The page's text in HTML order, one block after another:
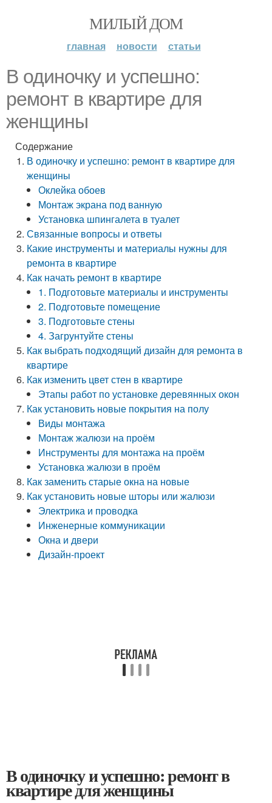
МИЛЫЙ ДОМ
главная новости статьи
В одиночку и успешно:
ремонт в квартире для
женщины
Содержание
В одиночку и успешно: ремонт в квартире для
женщины
Оклейка обоев
Монтаж экрана под ванную
Установка шпингалета в туалет
Связанные вопросы и ответы
Какие инструменты и материалы нужны для
ремонта в квартире
Как начать ремонт в квартире
1. Подготовьте материалы и инструменты
2. Подготовьте помещение
3. Подготовьте стены
4. Загрунтуйте стены
Как выбрать подходящий дизайн для ремонта в
квартире
Как изменить цвет стен в квартире
Этапы работ по установке деревянных окон
Как установить новые покрытия на полу
Виды монтажа
Монтаж жалюзи на проём
Инструменты для монтажа на проём
Установка жалюзи в проём
Как заменить старые окна на новые
Как установить новые шторы или жалюзи
Электрика и проводка
Инженерные коммуникации
Окна и двери
Дизайн-проект
В одиночку и успешно: ремонт в
квартире для женщины